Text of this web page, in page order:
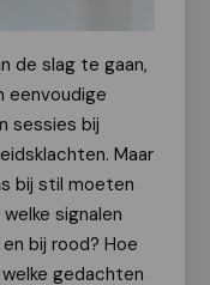
de slag te gaan,
eenvoudige
sessies bij
Maar
bij stil moeten
signalen
bij rood? Hoe
gedachten